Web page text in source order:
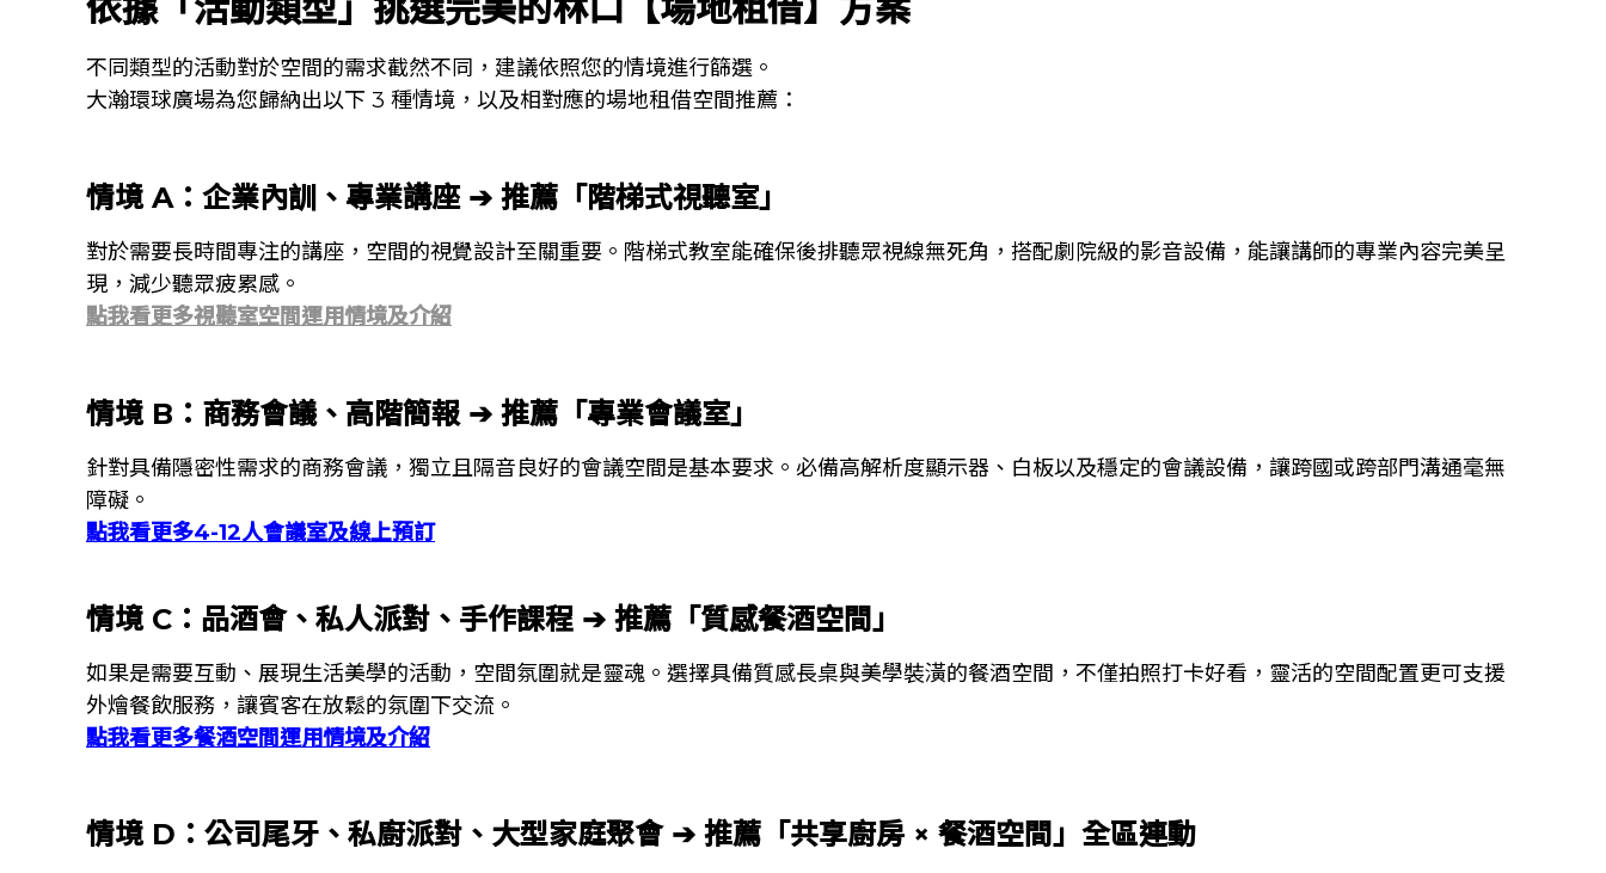
依據「活動類型」挑選完美的林口【場地租借】方案
不同類型的活動對於空間的需求截然不同，建議依照您的情境進行篩選。
大瀚環球廣場為您歸納出以下 3 種情境，以及相對應的場地租借空間推薦：
情境 A：企業內訓、專業講座 ➔ 推薦「階梯式視聽室」
對於需要長時間專注的講座，空間的視覺設計至關重要。階梯式教室能確保後排聽眾視線無死角，搭配劇院級的影音設備，能讓講師的專業內容完美呈
現，減少聽眾疲累感。
點我看更多視聽室空間運用情境及介紹
情境 B：商務會議、高階簡報 ➔ 推薦「專業會議室」
針對具備隱密性需求的商務會議，獨立且隔音良好的會議空間是基本要求。必備高解析度顯示器、白板以及穩定的會議設備，讓跨國或跨部門溝通毫無
障礙。
點我看更多4-12人會議室及線上預訂
情境 C：品酒會、私人派對、手作課程 ➔ 推薦「質感餐酒空間」
如果是需要互動、展現生活美學的活動，空間氛圍就是靈魂。選擇具備質感長桌與美學裝潢的餐酒空間，不僅拍照打卡好看，靈活的空間配置更可支援
外燴餐飲服務，讓賓客在放鬆的氛圍下交流。
點我看更多餐酒空間運用情境及介紹
情境 D：公司尾牙、私廚派對、大型家庭聚會 ➔ 推薦「共享廚房 × 餐酒空間」全區連動